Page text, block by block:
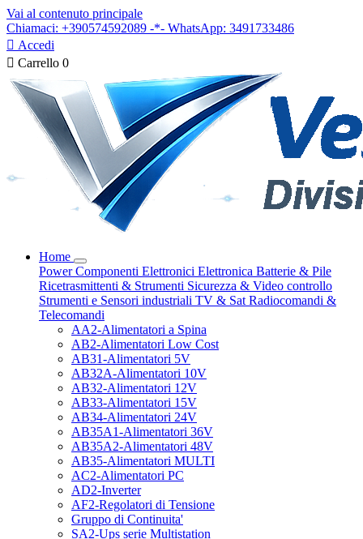
Vai al contenuto principale
Chiamaci: +390574592089 -*- WhatsApp: 3491733486
 Accedi
 Carrello 0
Home
PowerComponenti Elettronici Elettronica Batterie & Pile
Ricetrasmittenti & Strumenti Sicurezza & Video controllo
Strumenti e Sensori industriali TV & Sat Radiocomandi &
Telecomandi
AA2-Alimentatori a Spina
AB2-Alimentatori Low Cost
AB31-Alimentatori 5V
AB32A-Alimentatori 10V
AB32-Alimentatori 12V
AB33-Alimentatori 15V
AB34-Alimentatori 24V
AB35A1-Alimentatori 36V
AB35A2-Alimentatori 48V
AB35-Alimentatori MULTI
AC2-Alimentatori PC
AD2-Inverter
AF2-Regolatori di Tensione
Gruppo di Continuita'
SA2-Ups serie Multistation